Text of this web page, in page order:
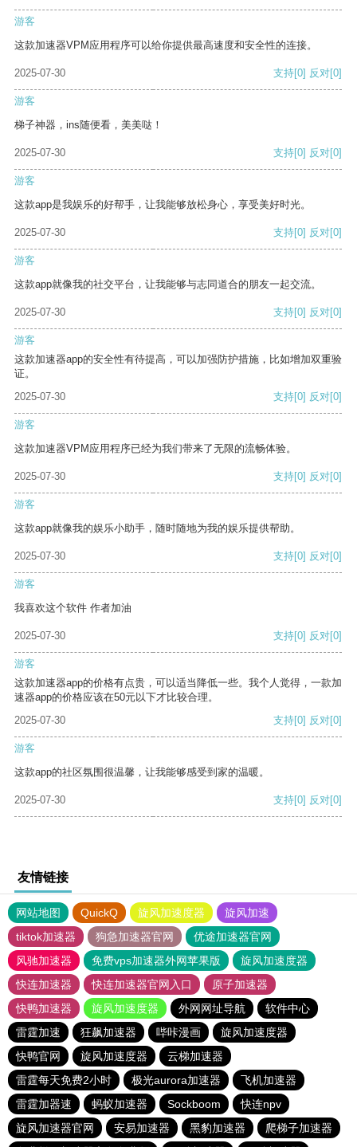
游客
这款加速器VPM应用程序可以给你提供最高速度和安全性的连接。
2025-07-30 支持[0] 反对[0]
游客
梯子神器，ins随便看，美美哒！
2025-07-30 支持[0] 反对[0]
游客
这款app是我娱乐的好帮手，让我能够放松身心，享受美好时光。
2025-07-30 支持[0] 反对[0]
游客
这款app就像我的社交平台，让我能够与志同道合的朋友一起交流。
2025-07-30 支持[0] 反对[0]
游客
这款加速器app的安全性有待提高，可以加强防护措施，比如增加双重验
证。
2025-07-30
支持[0] 反对[0]
游客
这款加速器VPM应用程序已经为我们带来了无限的流畅体验。
2025-07-30 支持[0] 反对[0]
游客
这款app就像我的娱乐小助手，随时随地为我的娱乐提供帮助。
2025-07-30 支持[0] 反对[0]
游客
我喜欢这个软件 作者加油
2025-07-30 支持[0] 反对[0]
游客
这款加速器app的价格有点贵，可以适当降低一些。我个人觉得，一款加
速器app的价格应该在50元以下才比较合理。
2025-07-30
支持[0] 反对[0]
游客
这款app的社区氛围很温馨，让我能够感受到家的温暖。
2025-07-30 支持[0] 反对[0]
友情链接
网站地图 QuickQ 旋风加速度器
旋风加速
tiktok加速器
狗急加速器官网
优途加速器官网
风驰加速器
免费vps加速器外网苹果版
旋风加速度器
快连加速器
快连加速器官网入口
原子加速器
快鸭加速器
旋风加速度器 外网网址导航
软件中心
雷霆加速
狂飙加速器 哔咔漫画
旋风加速度器
快鸭官网
旋风加速度器
云梯加速器
雷霆每天免费2小时
极光aurora加速器
飞机加速器
雷霆加器速
蚂蚁加速器 Sockboom
快连npv
旋风加速器官网
安易加速器 黑豹加速器
爬梯子加速器